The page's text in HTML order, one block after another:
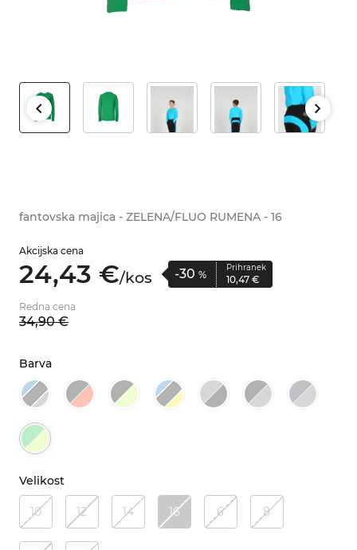
fantovska majica - ZELENA/FLUO RUMENA - 16
Akcijska cena
24,43 €/kos -30 %
Prihranek
10,47 €
Redna cena
34,90 €
Barva
Velikost
10 12 14 16 6 8